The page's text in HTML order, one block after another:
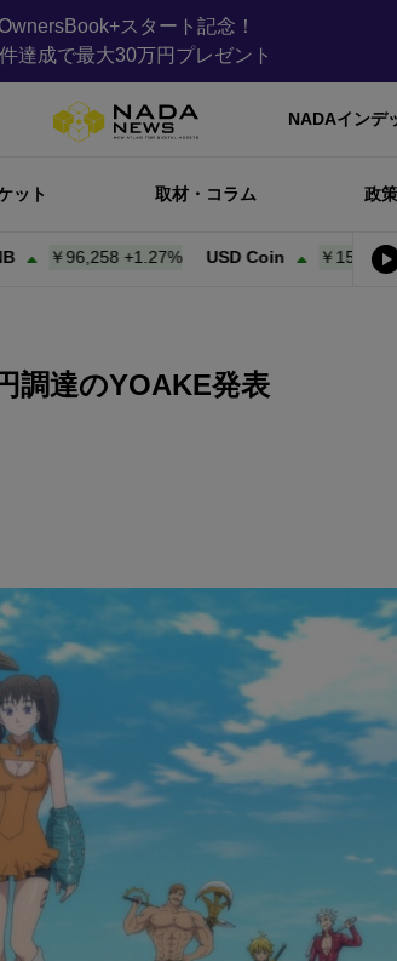
OwnersBook+スタート記念！
達成で最大30万円プレゼント
NADAインデ
ット 取材・コラム 政
￥96,258+1.27% USD Coin ￥159.97+
調達のYOAKE発表